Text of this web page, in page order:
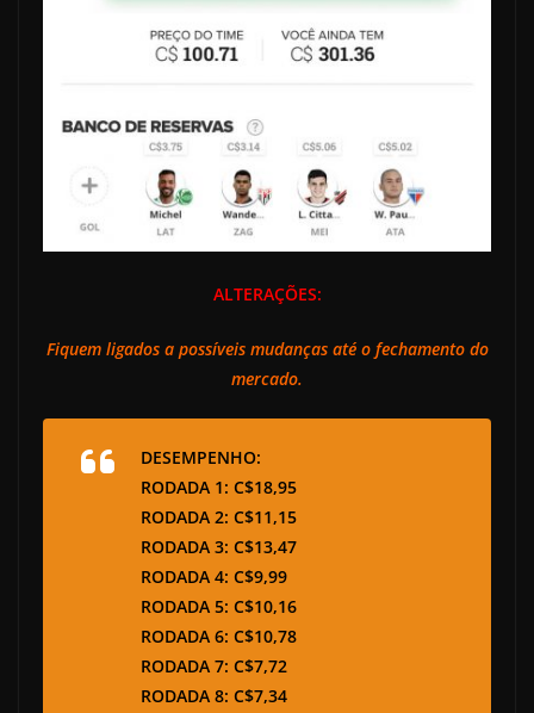
ALTERAÇÕES:
Fiquem ligados a possíveis mudanças até o fechamento do
mercado.
DESEMPENHO:
RODADA 1: C$18,95
RODADA 2: C$11,15
RODADA 3: C$13,47
RODADA 4: C$9,99
RODADA 5: C$10,16
RODADA 6: C$10,78
RODADA 7: C$7,72
RODADA 8: C$7,34